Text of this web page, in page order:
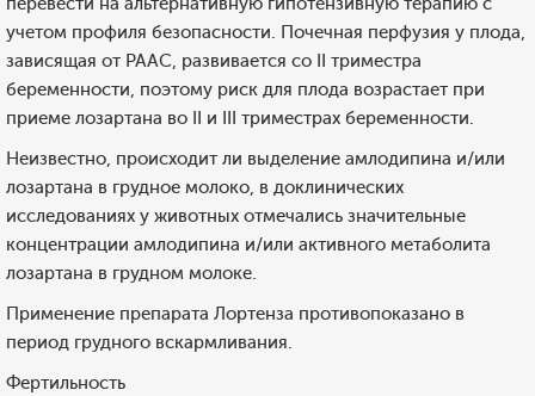
учетом профиля безопасности. Почечная перфузия у плода,
зависящая от РААС, развивается со II триместра
беременности, поэтому риск для плода возрастает при
приеме лозартана во II и III триместрах беременности.
Неизвестно, происходит ли выделение амлодипина и/или
лозартана в грудное молоко, в доклинических
исследованиях у животных отмечались значительные
концентрации амлодипина и/или активного метаболита
лозартана в грудном молоке.
Применение препарата Лортенза противопоказано в
период грудного вскармливания.
Фертильность